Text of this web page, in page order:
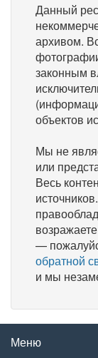
Данный
архивом.
законным
объектов
Мы не
или
Весь
—
обратной
и мы
Меню